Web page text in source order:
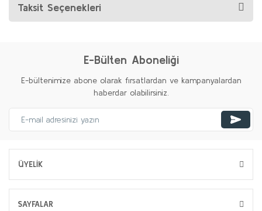
Taksit Seçenekleri
E-Bülten Aboneliği
E-bültenimize abone olarak fırsatlardan ve kampanyalardan
haberdar olabilirsiniz.
ÜYELİK
SAYFALAR